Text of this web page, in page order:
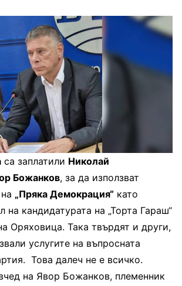
са заплатили Николай
Божанков, за да използват
„Пряка Демокрация“ като
на кандидатурата на „Торта Гараш“
Оряховица. Така твърдят и други,
услугите на въпросната
Това далеч не е всичко.
на Явор Божанков, племенник